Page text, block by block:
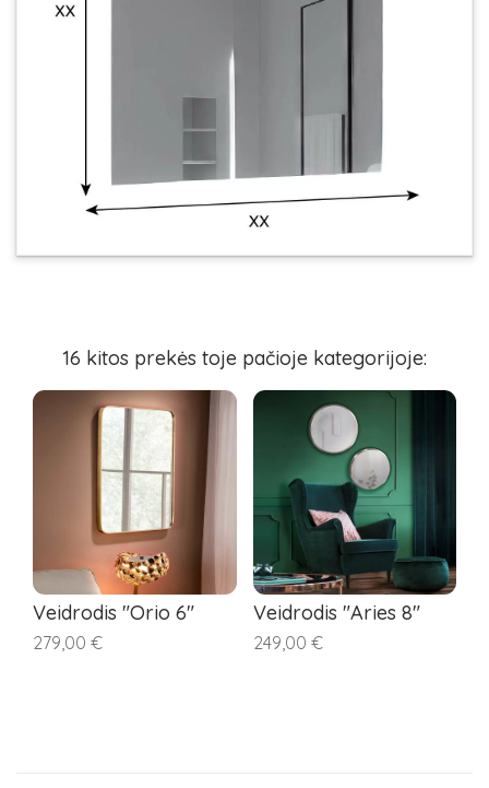
16 kitos prekės toje pačioje kategorijoje:
Veidrodis "Orio 6"
279,00 €
Veidrodis "Aries 8"
249,00 €